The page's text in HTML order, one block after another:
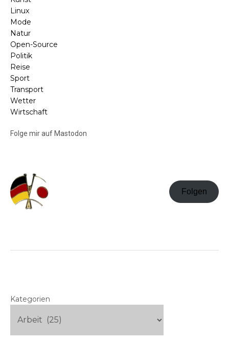
Linux
Mode
Natur
Open-Source
Politik
Reise
Sport
Transport
Wetter
Wirtschaft
Folge mir auf Mastodon
Folgen
Kategorien